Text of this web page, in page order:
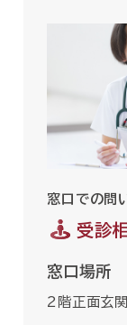
窓口での問
受診
窓口場所
2階正面玄